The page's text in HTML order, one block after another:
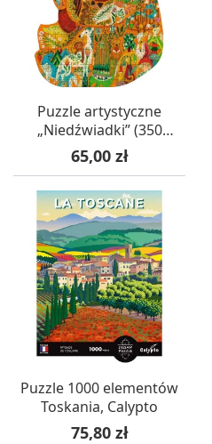
Puzzle artystyczne
„Niedźwiadki” (350
elementów) – 7+ Djeco
Cena
65,00 zł
Puzzle 1000 elementów
Toskania, Calypto
Cena
75,80 zł